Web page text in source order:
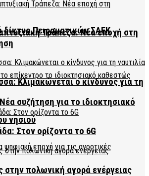
δίκτυο Πειραματικών ΣΑΕΚ
συζήτηση για το ιδιοκτησιακό
νησιού
Τράπεζα: Νέα εποχή στη
Κλιμακώνεται ο κίνδυνος για τη
Στον ορίζοντα το 6G
στην πολωνική αγορά ενέργειας